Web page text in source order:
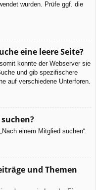
wurden. Prüfe ggf. die
eine leere Seite?
konnte der Webserver sie
und gib spezifischere
auf verschiedene Unterforen.
einem Mitglied suchen“.
und Themen